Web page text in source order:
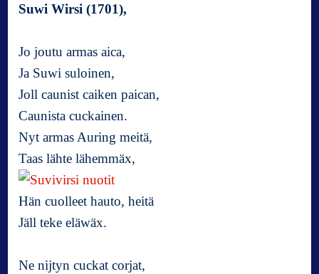
Suwi Wirsi (1701),
Jo joutu armas aica,
Ja Suwi suloinen,
Joll caunist caiken paican,
Caunista cuckainen.
Nyt armas Auring meitä,
Taas lähte lähemmäx,
Hän cuolleet hauto, heitä
Jäll teke eläwäx.
Ne nijtyn cuckat corjat,